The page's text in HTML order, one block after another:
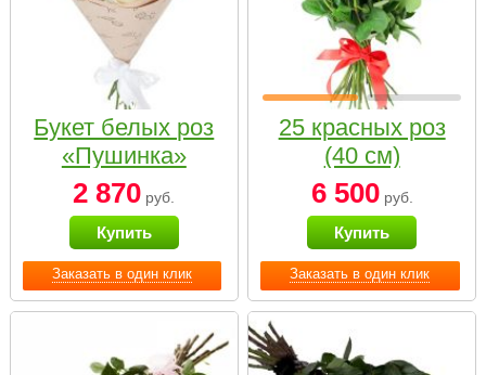
Заказать в один клик
Букет белых роз
«Пушинка»
2 870 руб.
Купить
Заказать в один клик
25 красных роз
(40 см)
6 500руб.
Купить